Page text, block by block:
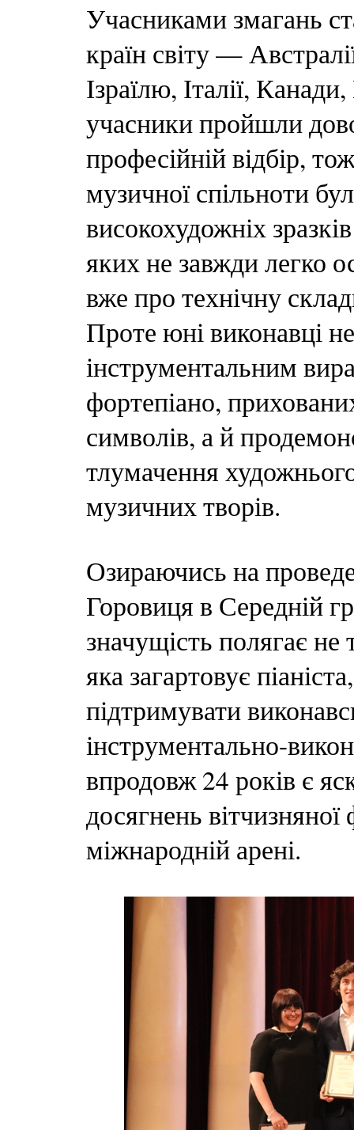
Учасниками змагань
країн світу —
Ізраїлю, Італії,
учасники пройшли
професійній відбір,
музичної спільноти
високохудожніх
яких не завжди легко
вже про технічну
Проте юні виконавці
інструментальним
фортепіано,
символів, а й
тлумачення
музичних творів.
Озираючись на
Горовиця в Середній
значущість полягає не
яка загартовує
підтримувати
інструментально-
впродовж 24 років є
досягнень
міжнародній арені.